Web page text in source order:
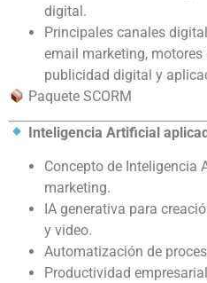
digital.
Principales canales
email marketing, motores
publicidad digital y
Paquete SCORM
Inteligencia Artificial
Concepto de Inteligencia
marketing.
IA generativa para
y video.
Automatización de
Productividad